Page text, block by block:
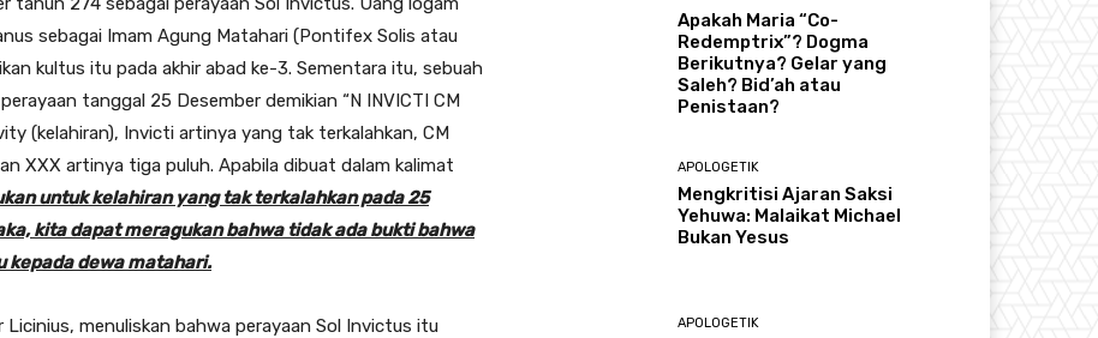
sebagai Imam Agung Matahari (Pontifex Solis atau
kultus itu pada akhir abad ke-3. Sementara itu, sebuah
tanggal 25 Desember demikian “N INVICTI CM
(kelahiran), Invicti artinya yang tak terkalahkan, CM
XXX artinya tiga puluh. Apabila dibuat dalam kalimat
untuk kelahiran yang tak terkalahkan pada 25
kita dapat meragukan bahwa tidak ada bukti bahwa
kepada dewa matahari.
menuliskan bahwa perayaan Sol Invictus itu
Apakah Maria “Co-
Redemptrix”? Dogma
Berikutnya? Gelar yang
Saleh? Bid’ah atau
Penistaan?
APOLOGETIK
Mengkritisi Ajaran Saksi
Yehuwa: Malaikat Michael
Bukan Yesus
APOLOGETIK